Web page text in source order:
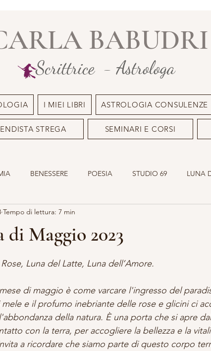
BABUDRI
Scrittrice - Astrologa
I MIEI LIBRI ASTROLOGIA CONSULENZE
STREGA SEMINARI E CORSI
BENESSERE POESIA STUDIO 69 LUNA
OLISTICO SACRO MASCHILE
SCRITTURA RITUALI
di Maggio 2023
Tempo di lettura: 7 min
Luna del Latte, Luna dell’Amore.
di maggio è come varcare l'ingresso del
e il profumo inebriante delle rose e glicini ci
della natura. È una porta che si apre
con la terra, per accogliere la bellezza e la
a ricordare che siamo parte di questo corpo